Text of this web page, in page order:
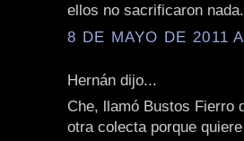
ellos no sacrificaron
8 DE MAYO DE 2011
Hernán dijo...
Che, llamó Bustos Fierro
otra colecta porque